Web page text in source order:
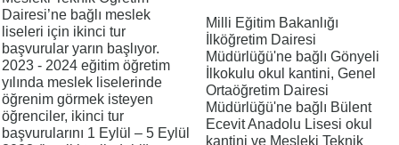
Dairesi’ne bağlı meslek
liseleri için ikinci tur
başvurular yarın başlıyor.
2023 - 2024 eğitim öğretim
yılında meslek liselerinde
öğrenim görmek isteyen
öğrenciler, ikinci tur
başvurularını 1 Eylül – 5 Eylül
Milli Eğitim Bakanlığı
İlköğretim Dairesi
Müdürlüğü'ne bağlı Gönyeli
İlkokulu okul kantini, Genel
Ortaöğretim Dairesi
Müdürlüğü'ne bağlı Bülent
Ecevit Anadolu Lisesi okul
kantini ve Mesleki Teknik